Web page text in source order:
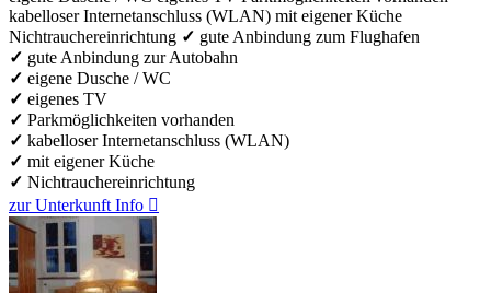
kabelloser Internetanschluss (WLAN) mit eigener Küche
Nichtrauchereinrichtung ✓ gute Anbindung zum Flughafen
✓ gute Anbindung zur Autobahn
✓ eigene Dusche / WC
✓ eigenes TV
✓ Parkmöglichkeiten vorhanden
✓ kabelloser Internetanschluss (WLAN)
✓ mit eigener Küche
✓ Nichtrauchereinrichtung
zur Unterkunft Info 